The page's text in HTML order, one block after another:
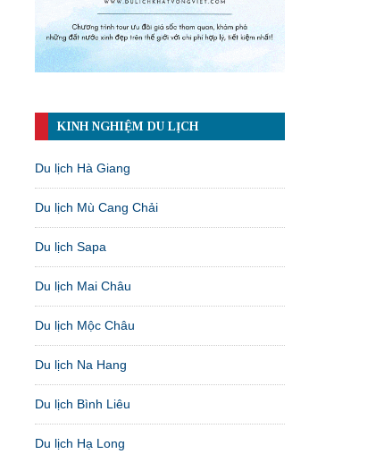
KINH NGHIỆM DU LỊCH
Du lịch Hà Giang
Du lịch Mù Cang Chải
Du lịch Sapa
Du lịch Mai Châu
Du lịch Mộc Châu
Du lịch Na Hang
Du lịch Bình Liêu
Du lịch Hạ Long